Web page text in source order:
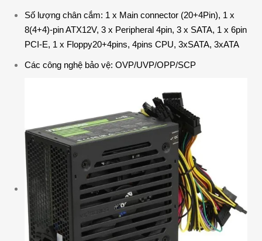
Số lượng chân cắm: 1 x Main connector (20+4Pin), 1 x
8(4+4)-pin ATX12V, 3 x Peripheral 4pin, 3 x SATA, 1 x 6pin
PCI-E, 1 x Floppy20+4pins, 4pins CPU, 3xSATA, 3xATA
Các công nghệ bảo vệ: OVP/UVP/OPP/SCP